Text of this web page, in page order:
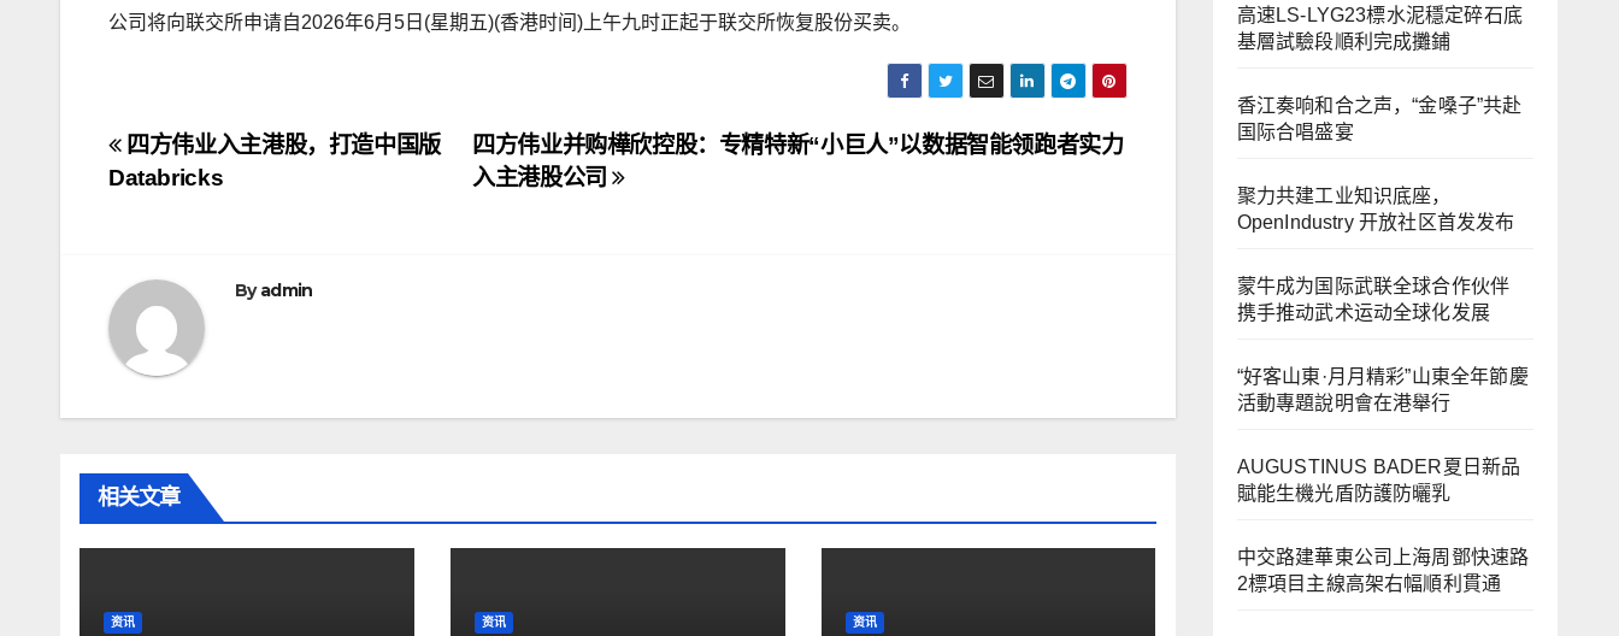
公司将向联交所申请自2026年6月5日(星期五)(香港时间)上午九时正起于联交所恢复股份买卖。
文
航
四方伟业并购樺欣控股：专精特新“小巨人”以数据智能领跑者实力
入主港股公司
四方伟业入主港股，打造中国版
Databricks
Byadmin
相关文章
资讯 资讯 资讯
高速LS-LYG23標水泥穩定碎石底
基層試驗段順利完成攤鋪
香江奏响和合之声，“金嗓子”共赴
国际合唱盛宴
聚力共建工业知识底座，
OpenIndustry 开放社区首发发布
蒙牛成为国际武联全球合作伙伴
携手推动武术运动全球化发展
“好客山東·月月精彩”山東全年節慶
活動專題說明會在港舉行
AUGUSTINUS BADER夏日新品
賦能生機光盾防護防曬乳
中交路建華東公司上海周鄧快速路
2標項目主線高架右幅順利貫通